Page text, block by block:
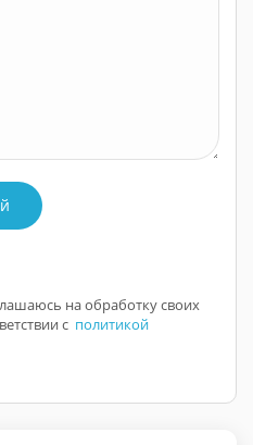
на обработку своих
с политикой